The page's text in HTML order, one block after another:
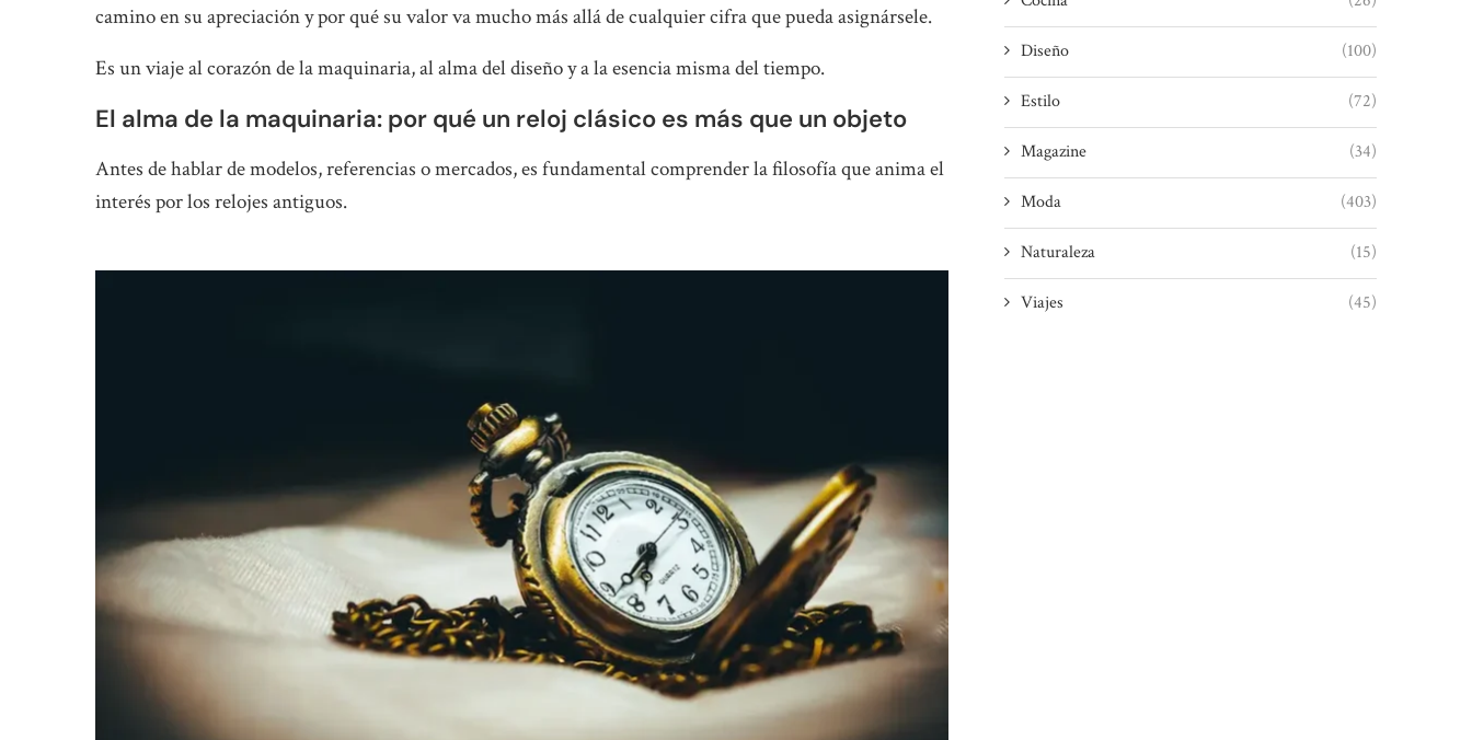
camino en su apreciación y por qué su valor va mucho más allá de cualquier cifra que pueda asignársele.
Es un viaje al corazón de la maquinaria, al alma del diseño y a la esencia misma del tiempo.
El alma de la maquinaria: por qué un reloj clásico es más que un objeto
Antes de hablar de modelos, referencias o mercados, es fundamental comprender la filosofía que anima el
interés por los relojes antiguos.
Diseño (100)
Estilo (72)
Magazine (34)
Moda (403)
Naturaleza (15)
Viajes (45)